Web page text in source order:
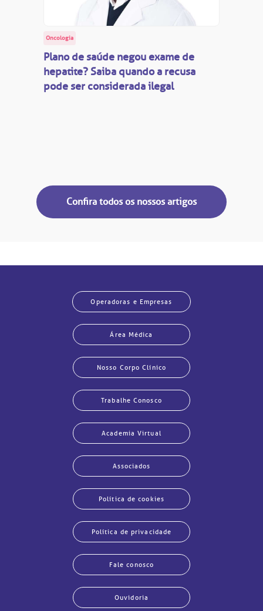
Oncologia
Plano de saúde negou exame de
hepatite? Saiba quando a recusa
pode ser considerada ilegal
Confira todos os nossos artigos
Operadoras e Empresas
Área Médica
Nosso Corpo Clínico
Trabalhe Conosco
Academia Virtual
Associados
Política de cookies
Política de privacidade
Fale conosco
Ouvidoria